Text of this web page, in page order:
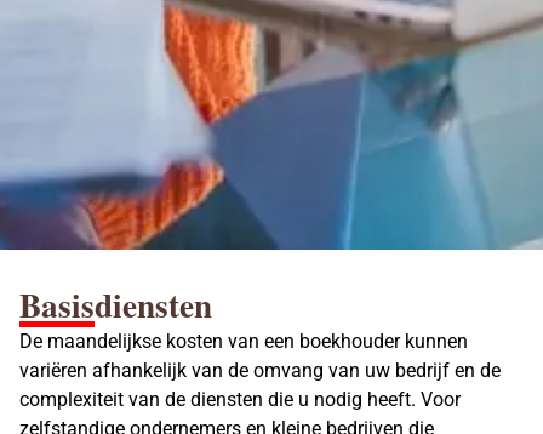
Basisdiensten
De maandelijkse kosten van een boekhouder kunnen
variëren afhankelijk van de omvang van uw bedrijf en de
complexiteit van de diensten die u nodig heeft. Voor
zelfstandige ondernemers en kleine bedrijven die